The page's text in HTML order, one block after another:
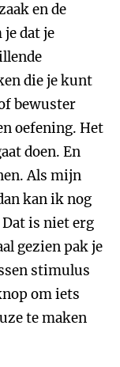
en de
dat je
die je kunt
bewuster
oefening. Het
doen. En
Als mijn
kan ik nog
is niet erg
gezien pak je
stimulus
om iets
te maken